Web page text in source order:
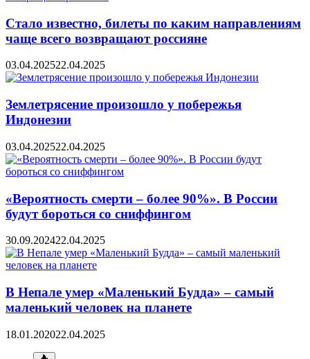
Стало известно, билеты по каким направлениям
чаще всего возвращают россияне
03.04.202522.04.2025
Землетрясение произошло у побережья
Индонезии
03.04.202522.04.2025
«Вероятность смерти – более 90%». В России
будут бороться со сниффингом
30.09.202422.04.2025
В Непале умер «Маленький Будда» – самый
маленький человек на планете
18.01.202022.04.2025